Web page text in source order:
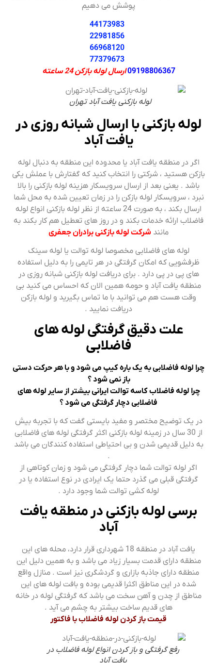
پوشش می دهیم
44173983
22981856
66968120
77379673
09198806367ارسال لوله بازکن 24 ساعته
لوله بازکنی یافت آباد تهران
لوله بازکنی با ارسال شبانه روزی در
یافت آباد
اگر در منطقه یافت آباد یا محدوده این منطقه به دنبال لوله
بازکن هستید ، شرکتی را انتخاب کنید که گفتارش با عملش یکی
باشد . یعنی بعد از ارسال سرویسکار هزینه لوله بازکنی را بالا
نبرد ، سرویسکار لوله بازکن را در زمان تعیین شده به محل شما
ارسال بکند ، به صورت 24 ساعته از نظر لوله بازکنی انواع لوله
فاضلاب ارائه خدمات بکند و در روز های تعطیل هم کار بکند به
مانند شرکت لوله بازکنی برادران جعفری
لوله های فاضلابی مخصوصا لوله توالت یا لوله سینک
ظرفشویی که امکان گرفتگی در هر تایمی را به دلیل استفاده
های پی در پی دارد . برای دریافت لوله بازکنی شبانه روزی در
منطقه یافت آباد و حومه همین الان که احساس می کنید بی
وقت هست هم می توانید با ما تماس بگیرید و لوله بازکن
دریافت نمایید .
علت دقیق گرفتگی لوله های
فاضلابی
چرا لوله فاضلابی به یک باره کیپ می شود و با هر حرکت دستی
باز نمی شود ؟
چرا لوله فاضلاب کاسه توالت ایرانی بیشتر از سایر لوله های
فاضلابی دچار گرفتگی می شود ؟
در یک توضیح مختصر و مفید بایستی گفت که با تجربه بیش
از 30 سال در زمینه لوله بازکنی اکثر گرفتگی لوله های فاضلابی
به دلیل قدیمی شدن و بی احتیاطی استفاده کنندگان می باشد
.
اگر لوله توالت شما دچار گرفتگی می شود و زمان کوتاهی از
گرفتگی قبلی می گذرد حتما یک ایرادی در نوع استفاده یا در
لوله کشی توالت شما وجود دارد .
برسی لوله بازکنی در منطقه یافت
آباد
یافت آباد در منطقه 18 شهرداری قرار دارد، محله های این
منطقه دارای قدمت بسیار زیاد می باشد و به همین دلیل این
منطقه دارای جاذبه بازاری و گردشگری نیز است . منازل واقع
شده در این مناطق اکثرا قدیمی بوده و بافت لوله های این
مناطق از چدن و آهن سخت می باشد که گرفتگی لوله در خانه
های قدیم ساخت بیشتر به چشم می آید .
قیمت باز کردن لوله فاضلاب با فاکتور
رفع گرفتگی و باز کردن انواع لوله فاضلاب در
یافت آباد